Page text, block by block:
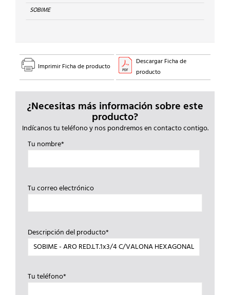
SOBIME
Imprimir Ficha de producto
Descargar Ficha de
producto
¿Necesitas más información sobre este
producto?
Indícanos tu teléfono y nos pondremos en contacto contigo.
Tu nombre*
Tu correo electrónico
Descripción del producto*
Tu teléfono*